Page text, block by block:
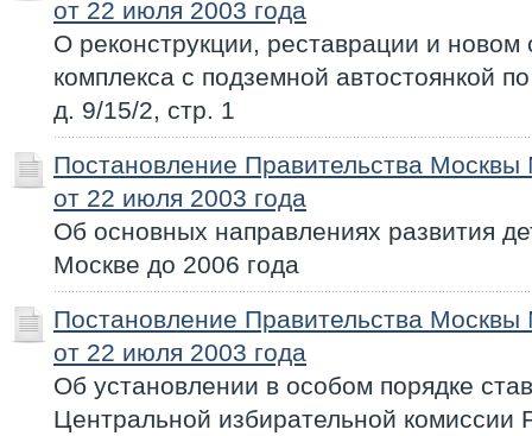
от 22 июля 2003 года
О реконструкции, реставрации и новом
комплекса с подземной автостоянкой
д. 9/15/2, стр. 1
Постановление Правительства
от 22 июля 2003 года
Об основных направлениях развития
Москве до 2006 года
Постановление Правительства
от 22 июля 2003 года
Об установлении в особом порядке
Центральной избирательной комиссии